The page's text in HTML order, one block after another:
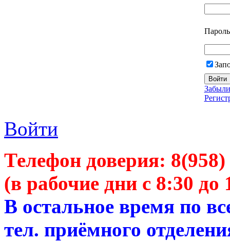
Войти
Телефон доверия:
(в рабочие дни с 8:30 до
В остальное время по
тел. приёмного